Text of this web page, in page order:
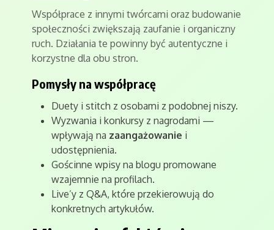
Współprace z innymi twórcami oraz budowanie
społeczności zwiększają zaufanie i organiczny
ruch. Działania te powinny być autentyczne i
korzystne dla obu stron.
Pomysły na współpracę
Duety i stitch z osobami z podobnej niszy.
Wyzwania i konkursy z nagrodami —
wpływają na zaangażowanie i
udostępnienia.
Gościnne wpisy na blogu promowane
wzajemnie na profilach.
Live’y z Q&A, które przekierowują do
konkretnych artykułów.